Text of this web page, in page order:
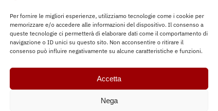
Per fornire le migliori esperienze, utilizziamo tecnologie come i cookie per
memorizzare e/o accedere alle informazioni del dispositivo. Il consenso a
queste tecnologie ci permetterà di elaborare dati come il comportamento di
navigazione o ID unici su questo sito. Non acconsentire o ritirare il
consenso può influire negativamente su alcune caratteristiche e funzioni.
Accetta
Nega
Leggi Bochure